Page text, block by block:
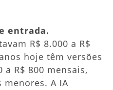
entrada.
R$ 8.000 a R$
hoje têm versões
R$ 800 mensais,
menores. A IA